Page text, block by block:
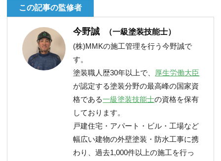
この記事の監修者
今野誠
（一級塗装技能士）
(株)MMKの施工管理を行う今野誠で
す。
塗装職人歴30年以上で、 厚生労働大臣
が認定する塗装分野の最高峰の国家資
格である一級塗装技能士の資格を保有
しております。
戸建住宅・アパート・ビル・工場など
幅広い建物の外壁塗装・防水工事に携
わり、過去1,000件以上の施工を行っ